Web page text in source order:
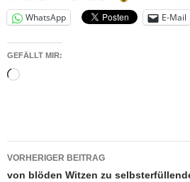
WhatsApp E-Mail
GEFÄLLT MIR:
Wird
Beitragsnavigation
VORHERIGER BEITRAG
von blöden Witzen zu